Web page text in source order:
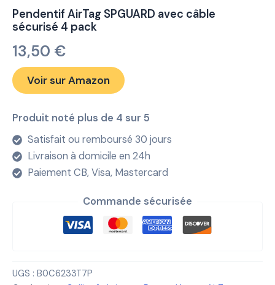
Pendentif AirTag SPGUARD avec câble
sécurisé 4 pack
13,50 €
Voir sur Amazon
Produit noté plus de 4 sur 5
Satisfait ou remboursé 30 jours
Livraison à domicile en 24h
Paiement CB, Visa, Mastercard
Commande sécurisée
UGS : B0C6233T7P